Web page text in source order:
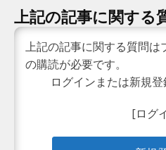
上記の記事に関する
上記の記事に関する質問は
の購読が必要です。
ログインまたは新規登
[ログ